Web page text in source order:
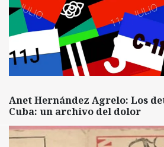
Anet Hernández Agrelo: Los
Cuba: un archivo del dolor